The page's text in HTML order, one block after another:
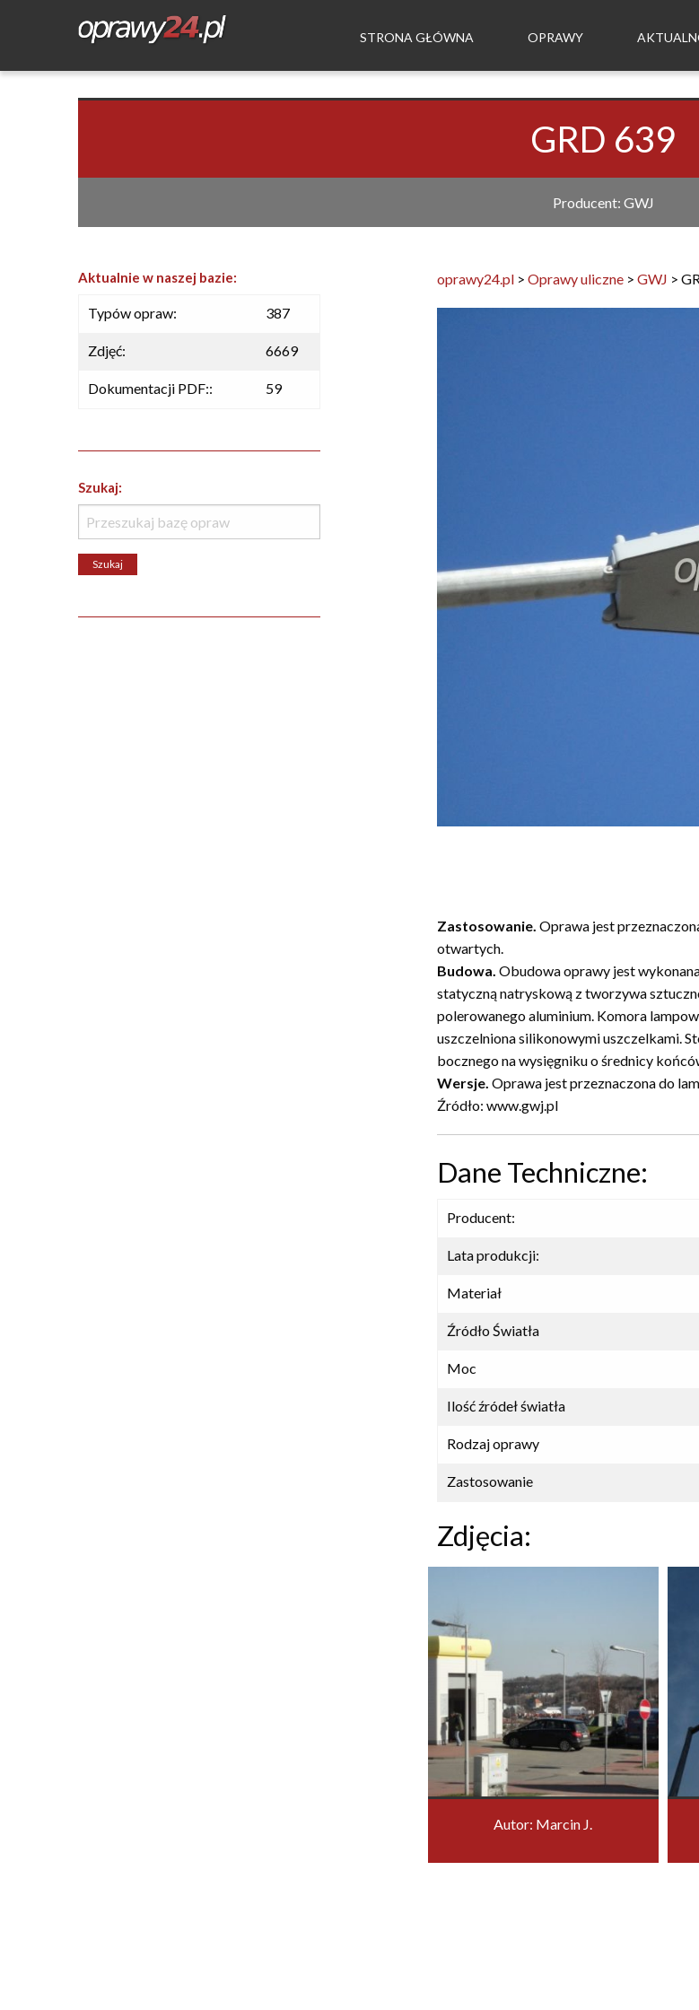
STRONA GŁÓWNA OPRAWY
GRD 639
Producent: GWJ
oprawy24.pl> Oprawy uliczne> GWJ >
Zastosowanie. Oprawa jest
otwartych.
Budowa. Obudowa oprawy jest
statyczną natryskową z tworzywa
polerowanego aluminium. Komora
uszczelniona silikonowymi uszczelkami.
bocznego na wysięgniku o średnicy
Wersje. Oprawa jest przeznaczona do
Źródło: www.gwj.pl
Dane Techniczne:
Producent:
Lata produkcji:
Materiał
Źródło Światła
Moc
Ilość źródeł światła
Rodzaj oprawy
Zastosowanie
Zdjęcia:
Autor: Marcin J.
Aktualnie w naszej bazie:
Typów opraw: 387
Zdjęć: 6669
Dokumentacji PDF:: 59
Szukaj: